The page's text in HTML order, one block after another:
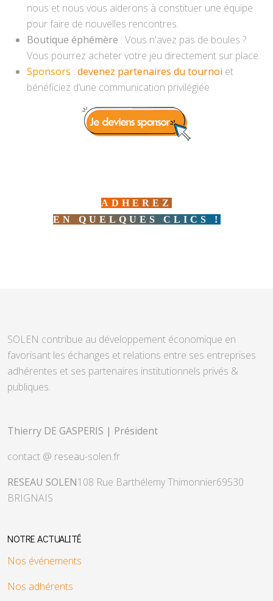
nous et nous vous aiderons à constituer une équipe
pour faire de nouvelles rencontres.
Boutique éphémère : Vous n'avez pas de boules ?
Vous pourrez acheter votre jeu directement sur place.
Sponsors : devenez partenaires du tournoi et
bénéficiez d’une communication privilégiée
ADHEREZ
EN QUELQUES CLICS !
SOLEN contribue au développement économique en
favorisant les échanges et relations entre ses entreprises
adhérentes et ses partenaires institutionnels privés &
publiques.
Thierry DE GASPERIS | Président
contact @ reseau-solen.fr
RESEAU SOLEN108 Rue Barthélemy Thimonnier69530
BRIGNAIS
NOTRE ACTUALITÉ
Nos événements
Nos adhérents